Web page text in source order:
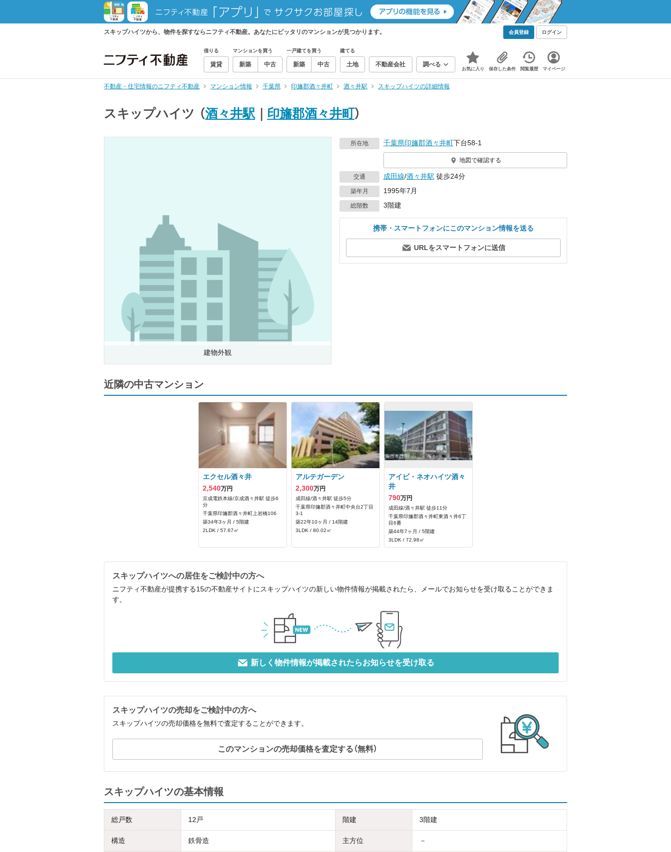
スキップハイツから、物件を探すならニフティ不動産。あなたにピッタリのマンションが見つかります。 会員登録 ログイン
借りる
賃貸
マンションを買う
新築 中古
一戸建てを買う
新築 中古
建てる
土地 不動産会社 調べる
お気に入り 保存した条件 閲覧履歴 マイページ
不動産・住宅情報のニフティ不動産 マンション情報 千葉県 印旛郡酒々井町 酒々井駅 スキップハイツの詳細情報
スキップハイツ （酒々井駅 印旛郡酒々井町）
建物外観
所在地 千葉県印旛郡酒々井町下台58‐1
地図で確認する
交通 成田線/酒々井駅 徒歩24分
築年月 1995年7月
総階数 3階建
携帯・スマートフォンにこのマンション情報を送る
URLをスマートフォンに送信
近隣の中古マンション
エクセル酒々井
2,540万円
京成電鉄本線/京成酒々井駅 徒歩6
分
千葉県印旛郡酒々井町上岩橋106
築34年3ヶ月 / 5階建
2LDK / 57.67㎡
アルテガーデン
2,300万円
成田線/酒々井駅 徒歩5分
千葉県印旛郡酒々井町中央台2丁目
3-1
築22年10ヶ月 / 14階建
3LDK / 80.02㎡
アイビ・ネオハイツ酒々
井
790万円
成田線/酒々井駅 徒歩11分
千葉県印旛郡酒々井町東酒々井6丁
目6番
築44年7ヶ月 / 5階建
3LDK / 72.98㎡
スキップハイツへの居住をご検討中の方へ
ニフティ不動産が提携する15の不動産サイトにスキップハイツの新しい物件情報が掲載されたら、メールでお知らせを受け取ることができま
す。
新しく物件情報が掲載されたらお知らせを受け取る
スキップハイツの売却をご検討中の方へ
スキップハイツの売却価格を無料で査定することができます。
このマンションの売却価格を査定する（無料）
スキップハイツの基本情報
総戸数 12戸 階建 3階建
構造 鉄骨造 主方位 －